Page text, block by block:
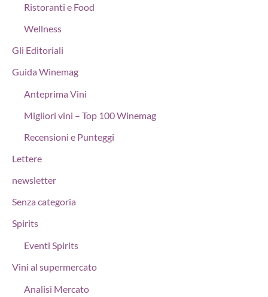
Ristoranti e Food
Wellness
Gli Editoriali
Guida Winemag
Anteprima Vini
Migliori vini – Top 100 Winemag
Recensioni e Punteggi
Lettere
newsletter
Senza categoria
Spirits
Eventi Spirits
Vini al supermercato
Analisi Mercato